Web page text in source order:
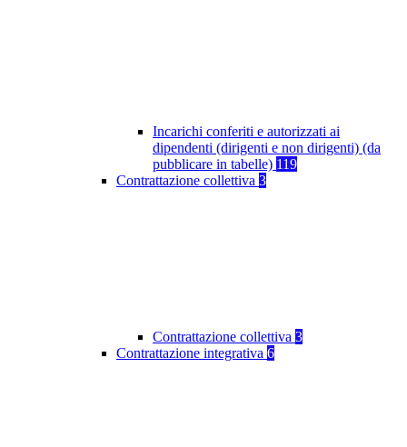
Incarichi conferiti e autorizzati ai
dipendenti (dirigenti e non dirigenti) (da
pubblicare in tabelle) 119
Contrattazione collettiva 3
Contrattazione collettiva 3
Contrattazione integrativa 6